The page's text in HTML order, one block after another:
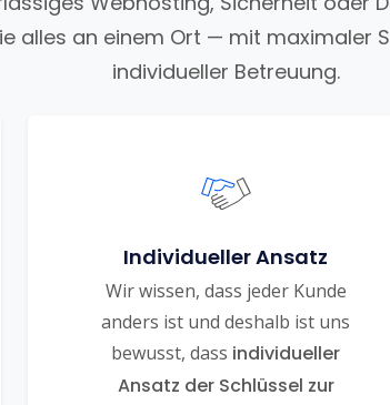
alles an einem Ort — mit maximaler
individueller Betreuung.
Individueller Ansatz
Wir wissen, dass jeder Kunde
anders ist und deshalb ist uns
bewusst, dass individueller
Ansatz der Schlüssel zur